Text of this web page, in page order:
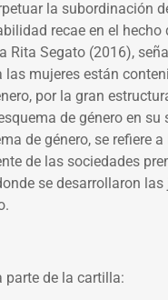
la subordinación
recae en el hecho
Rita Segato (2016),
las mujeres están
por la gran
de género en su
de género, se refiere
de las sociedades
se desarrollaron
parte de la cartilla: